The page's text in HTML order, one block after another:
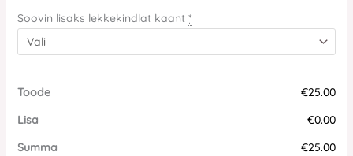
Soovin lisaks lekkekindlat kaant *
Toode
€25.00
Lisa
€0.00
Summa
€25.00